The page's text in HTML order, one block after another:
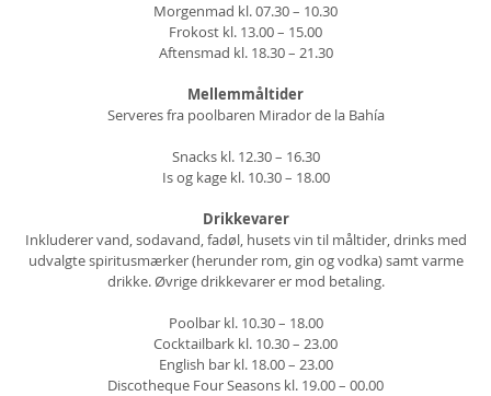
Morgenmad kl. 07.30 – 10.30
Frokost kl. 13.00 – 15.00
Aftensmad kl. 18.30 – 21.30
Mellemmåltider
Serveres fra poolbaren Mirador de la Bahía
Snacks kl. 12.30 – 16.30
Is og kage kl. 10.30 – 18.00
Drikkevarer
Inkluderer vand, sodavand, fadøl, husets vin til måltider, drinks med
udvalgte spiritusmærker (herunder rom, gin og vodka) samt varme
drikke. Øvrige drikkevarer er mod betaling.
Poolbar kl. 10.30 – 18.00
Cocktailbark kl. 10.30 – 23.00
English bar kl. 18.00 – 23.00
Discotheque Four Seasons kl. 19.00 – 00.00